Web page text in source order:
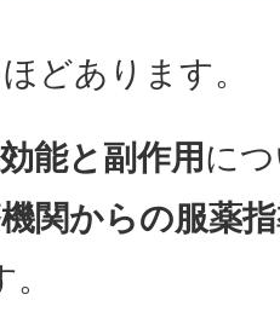
どあります。
能と副作用 に
関からの服薬